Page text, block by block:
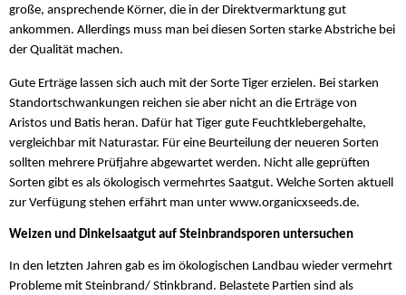
große, ansprechende Körner, die in der Direktvermarktung gut
ankommen. Allerdings muss man bei diesen Sorten starke Abstriche bei
der Qualität machen.
Gute Erträge lassen sich auch mit der Sorte Tiger erzielen. Bei starken
Standortschwankungen reichen sie aber nicht an die Erträge von
Aristos und Batis heran. Dafür hat Tiger gute Feuchtklebergehalte,
vergleichbar mit Naturastar. Für eine Beurteilung der neueren Sorten
sollten mehrere Prüfjahre abgewartet werden. Nicht alle geprüften
Sorten gibt es als ökologisch vermehrtes Saatgut. Welche Sorten aktuell
zur Verfügung stehen erfährt man unter www.organicxseeds.de.
Weizen und Dinkelsaatgut auf Steinbrandsporen untersuchen
In den letzten Jahren gab es im ökologischen Landbau wieder vermehrt
Probleme mit Steinbrand/ Stinkbrand. Belastete Partien sind als